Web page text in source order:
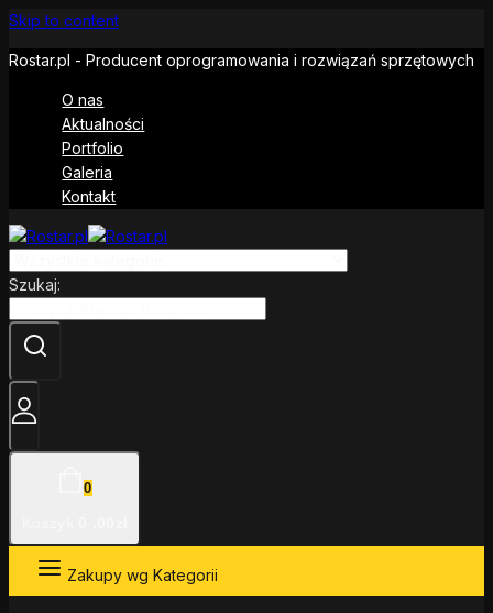
Skip to content
Rostar.pl - Producent oprogramowania i rozwiązań sprzętowych
O nas
Aktualności
Portfolio
Galeria
Kontakt
Szukaj:
0
Zakupy wg Kategorii